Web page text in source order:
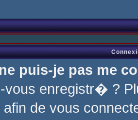
puis-je pas me
enregistr� ?
afin de vous